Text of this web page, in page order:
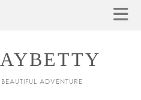
ADVENTURE